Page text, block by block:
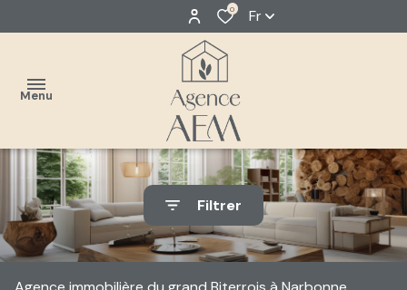
0 Fr
Menu
accueil
estimer
acheter
Classique
Neuf
Filtrer